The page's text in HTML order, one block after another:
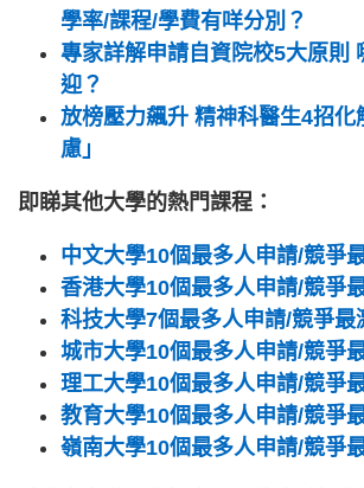
學率/課程/學費有咩分別？
專家詳解申請自資院校5大原則
迎？
放榜壓力飆升 精神科醫生4招化
慮」
即睇其他大學的熱門課程：
中文大學10個最多人申請/競爭
香港大學10個最多人申請/競爭
科技大學7個最多人申請/競爭最
城市大學10個最多人申請/競爭
理工大學10個最多人申請/競爭
教育大學10個最多人申請/競爭
嶺南大學10個最多人申請/競爭